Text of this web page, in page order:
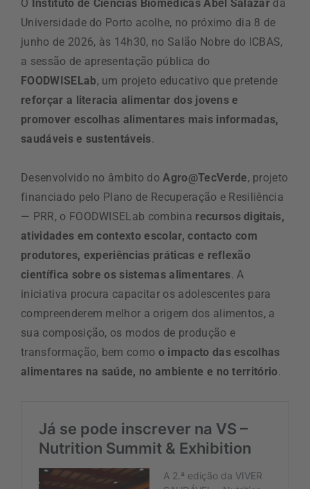
O Instituto de Ciências Biomédicas Abel Salazar da
Universidade do Porto acolhe, no próximo dia 8 de
junho de 2026, às 14h30, no Salão Nobre do ICBAS,
a sessão de apresentação pública do
FOODWISELab, um projeto educativo que pretende
reforçar a literacia alimentar dos jovens e
promover escolhas alimentares mais informadas,
saudáveis e sustentáveis.
Desenvolvido no âmbito doAgro@TecVerde, projeto
financiado pelo Plano de Recuperação e Resiliência
— PRR, o FOODWISELab combina recursos digitais,
atividades em contexto escolar, contacto com
produtores, experiências práticas e reflexão
científica sobre os sistemas alimentares. A
iniciativa procura capacitar os adolescentes para
compreenderem melhor a origem dos alimentos, a
sua composição, os modos de produção e
transformação, bem como o impacto das escolhas
alimentares na saúde, no ambiente e no território.